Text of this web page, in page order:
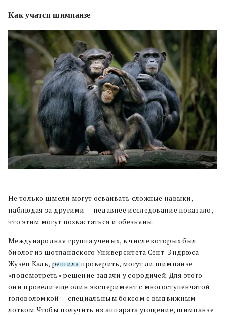
Как учатся шимпанзе
Не только шмели могут осваивать сложные навыки,
наблюдая за другими — недавнее исследование показало,
что этим могут похвастаться и обезьяны.
Международная группа ученых, в числе которых был
биолог из шотландского Университета Сент-Эндрюса
Жузеп Каль, решилапроверить, могут ли шимпанзе
«подсмотреть» решение задачи у сородичей. Для этого
они провели еще один эксперимент с многоступенчатой
головоломкой — специальным боксом с выдвижным
лотком. Чтобы получить из аппарата угощение, шимпанзе